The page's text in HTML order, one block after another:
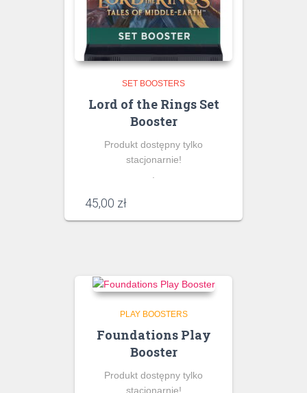
SET BOOSTERS
Lord of the Rings Set
Booster
Produkt dostępny tylko
stacjonarnie!
45,00 zł
PLAY BOOSTERS
Foundations Play
Booster
Produkt dostępny tylko
stacjonarnie!